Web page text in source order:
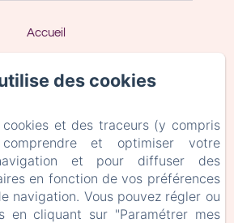
Accueil
Accès & Contact
légales
sur les cookies
des cookies
et des traceurs (y compris
et optimiser votre
et pour diffuser des
en fonction de vos préférences
navigation. Vous pouvez régler ou
en cliquant sur "Paramétrer mes